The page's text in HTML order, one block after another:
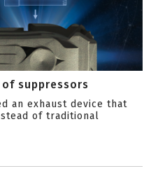
suppressors
an exhaust device that
of traditional